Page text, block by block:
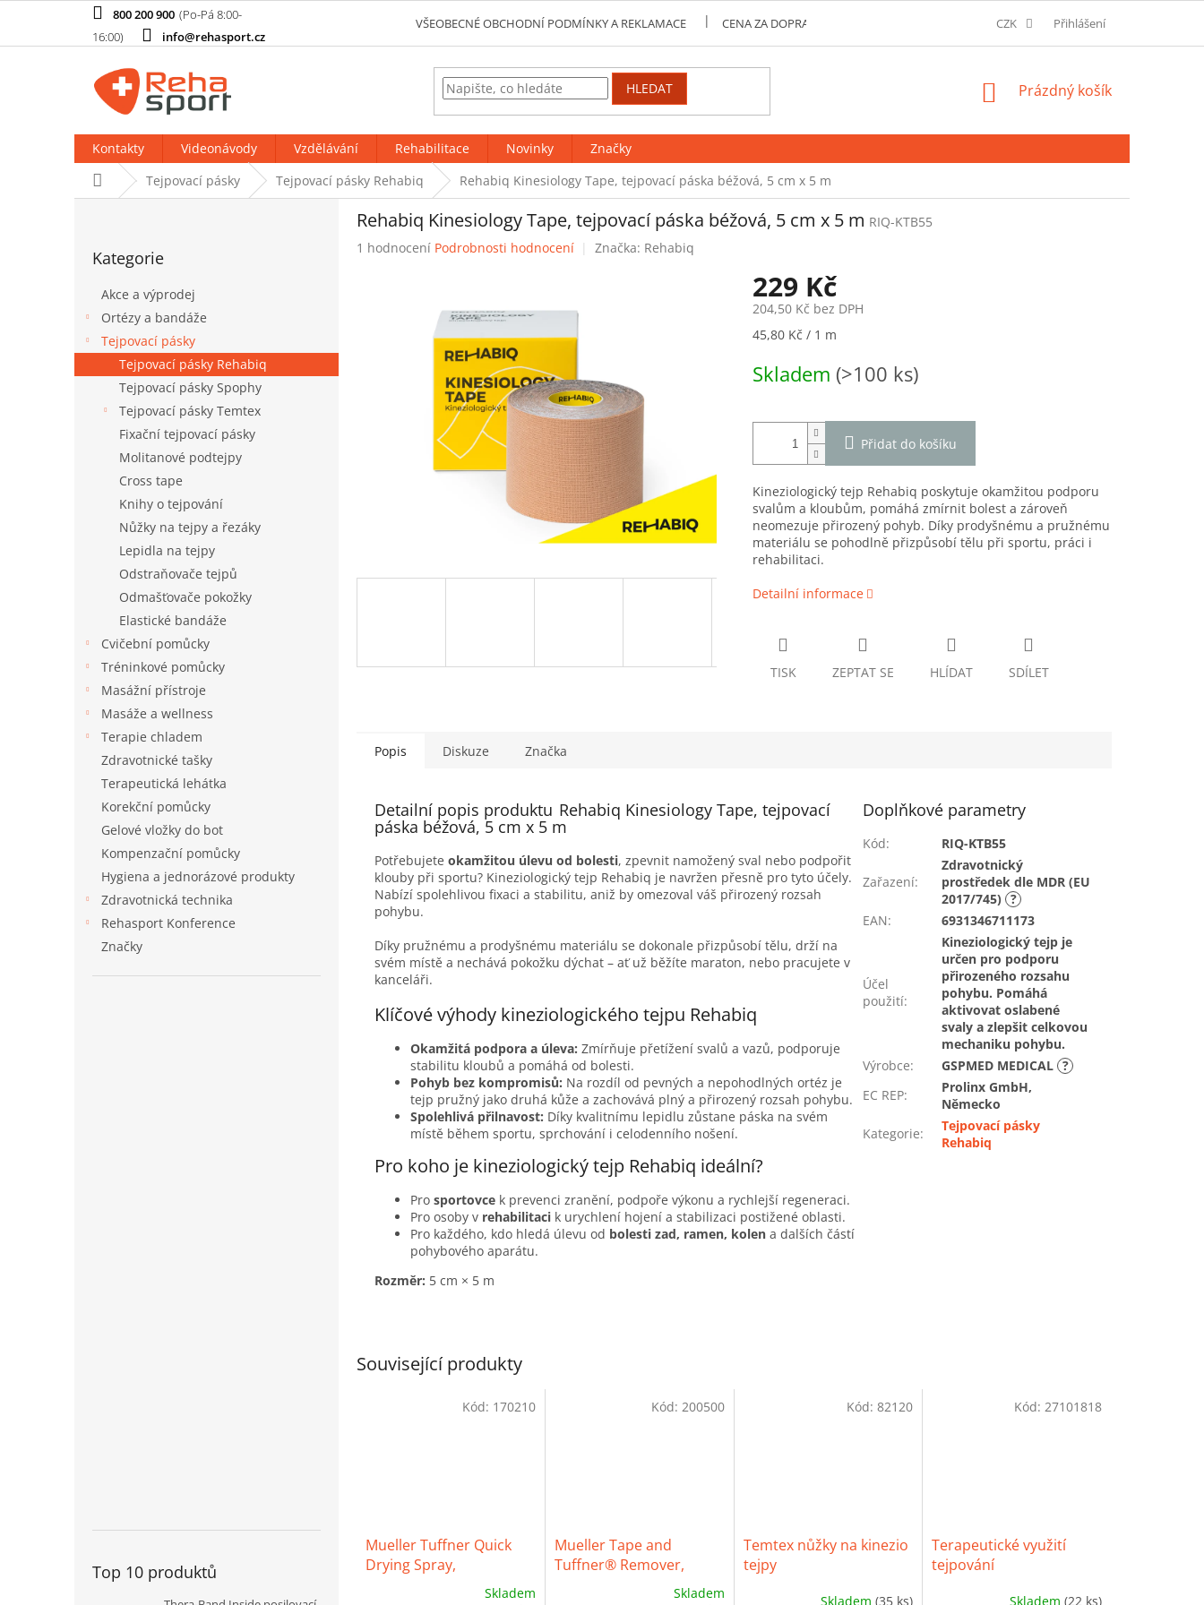
obsah
800 200 900
info@rehasport.cz
VŠEOBECNÉ OBCHODNÍ PODMÍNKY A REKLAMACE CENA ZA DOPRAVU A MOŽNOSTI PLATBY O SPOLEČNOSTI SLOVNÍK POJMŮ
CZK Přihlášení
HLEDAT
NÁKUPNÍ
Prázdný košík
Kontakty Videonávody Vzdělávání Rehabilitace Novinky
Značky
Domů Tejpovací pásky Tejpovací pásky Rehabiq Rehabiq Kinesiology Tape, tejpovací páska béžová, 5 cm x 5 m
kategorie
Kategorie
Akce a výprodej
Ortézy a bandáže
Tejpovací pásky
Tejpovací pásky Rehabiq
Tejpovací pásky Spophy
Tejpovací pásky Temtex
Fixační tejpovací pásky
Molitanové podtejpy
Cross tape
Knihy o tejpování
Nůžky na tejpy a řezáky
Lepidla na tejpy
Odstraňovače tejpů
Odmašťovače pokožky
Elastické bandáže
Cvičební pomůcky
Tréninkové pomůcky
Masážní přístroje
Masáže a wellness
Terapie chladem
Zdravotnické tašky
Terapeutická lehátka
Korekční pomůcky
Gelové vložky do bot
Kompenzační pomůcky
Hygiena a jednorázové produkty
Zdravotnická technika
Rehasport Konference
Značky
Top 10 produktů
Rehabiq Kinesiology Tape, tejpovací páska béžová, 5 cm x 5 m RIQ-KTB55
Průměrné
1 hodnocení Podrobnosti hodnocení Značka: Rehabiq
229 Kč
204,50 Kč bez DPH
Měrná
45,80 Kč / 1 m
Skladem (>100 ks)
Přidat do košíku
Kineziologický tejp Rehabiq poskytuje okamžitou podporu
svalům a kloubům, pomáhá zmírnit bolest a zároveň
neomezuje přirozený pohyb. Díky prodyšnému a pružnému
materiálu se pohodlně přizpůsobí tělu při sportu, práci i
rehabilitaci.
Detailní informace
TISK ZEPTAT SE HLÍDAT SDÍLET
Související produkty
Mueller Tuffner Quick
Drying Spray,
rychleschnoucí lepidlo,
Skladem
Kód: 170210
Mueller Tape and
Tuffner® Remover,
odstraňovač tejpů malý
Skladem
Kód: 200500
Temtex nůžky na kinezio
tejpy
Skladem(35 ks)
Kód:82120
Terapeutické využití
tejpování
Skladem(22 ks)
Kód: 27101818
Popis Diskuze Značka
Detailní popis produktu Rehabiq Kinesiology Tape, tejpovací
páska béžová, 5 cm x 5 m
Potřebujete okamžitou úlevu od bolesti, zpevnit namožený sval nebo podpořit
klouby při sportu? Kineziologický tejp Rehabiq je navržen přesně pro tyto účely.
Nabízí spolehlivou fixaci a stabilitu, aniž by omezoval váš přirozený rozsah
pohybu.
Díky pružnému a prodyšnému materiálu se dokonale přizpůsobí tělu, drží na
svém místě a nechává pokožku dýchat – ať už běžíte maraton, nebo pracujete v
kanceláři.
Klíčové výhody kineziologického tejpu Rehabiq
Okamžitá podpora a úleva: Zmírňuje přetížení svalů a vazů, podporuje
stabilitu kloubů a pomáhá od bolesti.
Pohyb bez kompromisů: Na rozdíl od pevných a nepohodlných ortéz je
tejp pružný jako druhá kůže a zachovává plný a přirozený rozsah pohybu.
Spolehlivá přilnavost: Díky kvalitnímu lepidlu zůstane páska na svém
místě během sportu, sprchování i celodenního nošení.
Pro koho je kineziologický tejp Rehabiq ideální?
Pro sportovce k prevenci zranění, podpoře výkonu a rychlejší regeneraci.
Pro osoby v rehabilitaci k urychlení hojení a stabilizaci postižené oblasti.
Pro každého, kdo hledá úlevu od bolesti zad, ramen, kolen a dalších částí
pohybového aparátu.
Rozměr: 5 cm × 5 m
Doplňkové parametry
Kód: RIQ-KTB55
Zařazení:
Zdravotnický
prostředek dle MDR (EU
2017/745) ?
EAN: 6931346711173
Účel
použití:
Kineziologický tejp je
určen pro podporu
přirozeného rozsahu
pohybu. Pomáhá
aktivovat oslabené
svaly a zlepšit celkovou
mechaniku pohybu.
Výrobce: GSPMED MEDICAL ?
EC REP:
Prolinx GmbH,
Německo
Kategorie:
Tejpovací pásky
Rehabiq